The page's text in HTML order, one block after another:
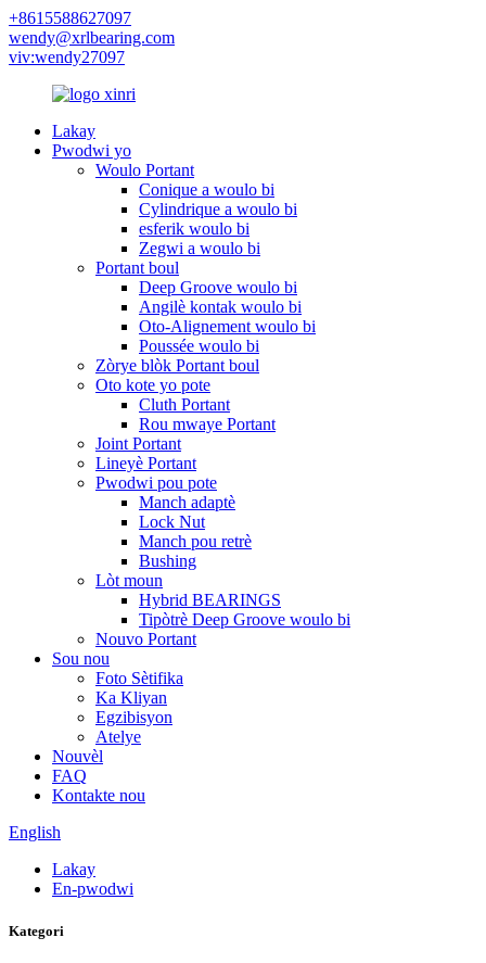
+8615588627097
wendy@xrlbearing.com
viv:wendy27097
Lakay
Pwodwi yo
Woulo Portant
Conique a woulo bi
Cylindrique a woulo bi
esferik woulo bi
Zegwi a woulo bi
Portant boul
Deep Groove woulo bi
Angilè kontak woulo bi
Oto-Alignement woulo bi
Poussée woulo bi
Zòrye blòk Portant boul
Oto kote yo pote
Cluth Portant
Rou mwaye Portant
Joint Portant
Lineyè Portant
Pwodwi pou pote
Manch adaptè
Lock Nut
Manch pou retrè
Bushing
Lòt moun
Hybrid BEARINGS
Tipòtrè Deep Groove woulo bi
Nouvo Portant
Sou nou
Foto Sètifika
Ka Kliyan
Egzibisyon
Atelye
Nouvèl
FAQ
Kontakte nou
English
Lakay
En-pwodwi
Kategori